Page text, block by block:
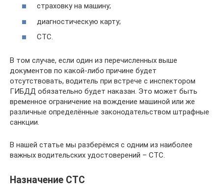
страховку на машину;
диагностическую карту;
СТС.
В том случае, если один из перечисленных выше
документов по какой-либо причине будет
отсутствовать, водитель при встрече с инспектором
ГИБДД обязательно будет наказан. Это может быть
временное ограничение на вождение машиной или же
различные определённые законодательством штрафные
санкции.
В нашей статье мы разберёмся с одним из наиболее
важных водительских удостоверений – СТС.
Назначение СТС